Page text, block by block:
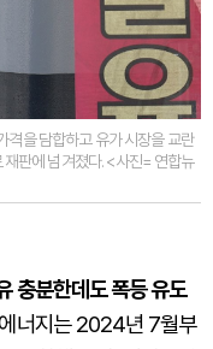
격을 담합하고 유가 시장을 교란
판에 넘겨졌다. <사진= 연합뉴
충분한데도 폭등 유도
너지는 2024년 7월부